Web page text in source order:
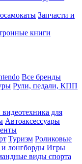
Запчасти и
книги
Все бренды
Рули, педали, КПП
для
Автоаксессуары
Туризм Роликовые
лонгборды Игры
виды спорта